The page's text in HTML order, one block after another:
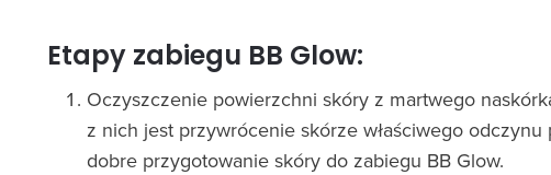
Etapy zabiegu BB Glow:
Oczyszczenie powierzchni skóry z martwego
z nich jest przywrócenie skórze właściwego
dobre przygotowanie skóry do zabiegu BB Glow.